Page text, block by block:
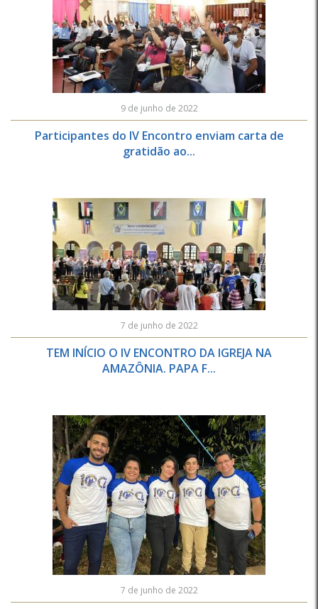
9 de junho de 2022
Participantes do IV Encontro enviam carta de
gratidão ao...
7 de junho de 2022
TEM INÍCIO O IV ENCONTRO DA IGREJA NA
AMAZÔNIA. PAPA F...
7 de junho de 2022